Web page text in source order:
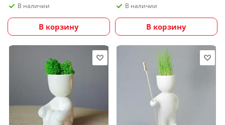
В наличии
В корзину
В наличии
В корзину